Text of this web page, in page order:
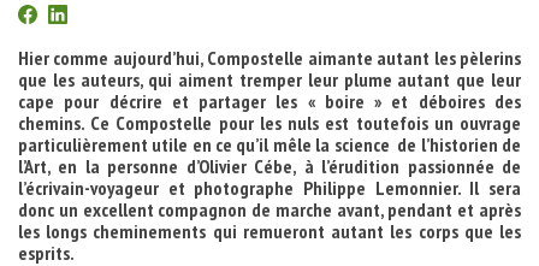
Acteurs
Thèmes
OK
Hier comme aujourd’hui, Compostelle aimante autant les pèlerins
que les auteurs, qui aiment tremper leur plume autant que leur
cape pour décrire et partager les « boire » et déboires des
chemins. Ce Compostelle pour les nuls est toutefois un ouvrage
particulièrement utile en ce qu’il mêle la science de l’historien de
l’Art, en la personne d’Olivier Cébe, à l’érudition passionnée de
l’écrivain-voyageur et photographe Philippe Lemonnier. Il sera
donc un excellent compagnon de marche avant, pendant et après
les longs cheminements qui remueront autant les corps que les
esprits.